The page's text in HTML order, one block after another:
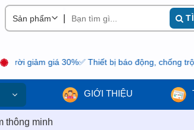
giá 30%✅ Thiết bị báo động, chống trộm
GIỚI THIỆU
thông minh